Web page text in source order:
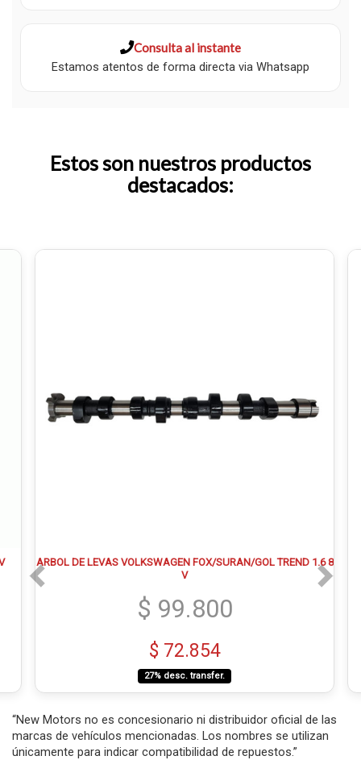
Consulta al instante
Estamos atentos de forma directa via Whatsapp
Estos son nuestros productos
destacados:
ARBOL DE LEVAS VOLKSWAGEN FOX/SURAN/GOL TREND 1.6 8
V
$ 99.800
$ 72.854
27% desc. transfer.
“New Motors no es concesionario ni distribuidor oficial de las
marcas de vehículos mencionadas. Los nombres se utilizan
únicamente para indicar compatibilidad de repuestos.”